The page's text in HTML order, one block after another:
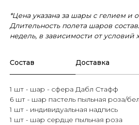
*Цена указана за шары с гелием и
Длительность полета шаров
недель, в зависимости от условий
Состав Доставка
1 шт - шар - сфера Дабл Стафф
6 шт - шар пастель пыльная роза/
1 шт - индивидуальная надпись
1 шт - шар сердце пыльная роза